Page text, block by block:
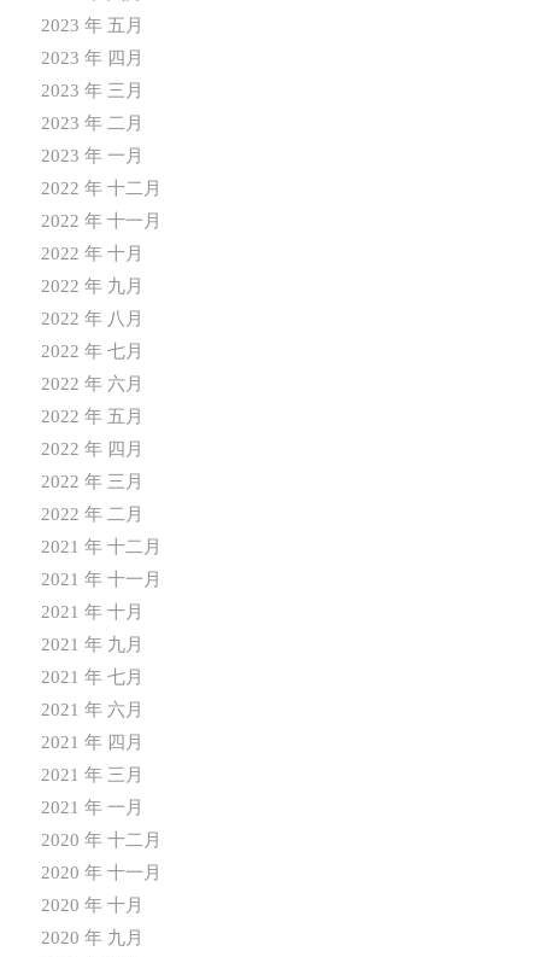
2023 年 五月
2023 年 四月
2023 年 三月
2023 年 二月
2023 年 一月
2022 年 十二月
2022 年 十一月
2022 年 十月
2022 年 九月
2022 年 八月
2022 年 七月
2022 年 六月
2022 年 五月
2022 年 四月
2022 年 三月
2022 年 二月
2021 年 十二月
2021 年 十一月
2021 年 十月
2021 年 九月
2021 年 七月
2021 年 六月
2021 年 四月
2021 年 三月
2021 年 一月
2020 年 十二月
2020 年 十一月
2020 年 十月
2020 年 九月